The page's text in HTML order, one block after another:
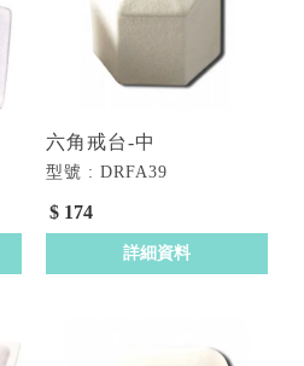
六角戒台-中
型號 : DRFA39
$ 174
詳細資料